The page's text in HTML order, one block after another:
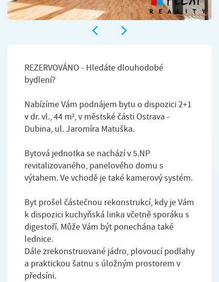
REZERVOVÁNO - Hledáte dlouhodobé
bydlení?
Nabízíme Vám podnájem bytu o dispozici 2+1
v dr. vl., 44 m², v městské části Ostrava -
Dubina, ul. Jaromíra Matuška.
Bytová jednotka se nachází v 5.NP
revitalizovaného, panelového domu s
výtahem. Ve vchodě je také kamerový systém.
Byt prošel částečnou rekonstrukcí, kdy je Vám
k dispozici kuchyňská linka včetně sporáku s
digestoří. Může Vám být ponechána také
lednice.
Dále zrekonstruované jádro, plovoucí podlahy
a praktickou šatnu s úložným prostorem v
předsíni.